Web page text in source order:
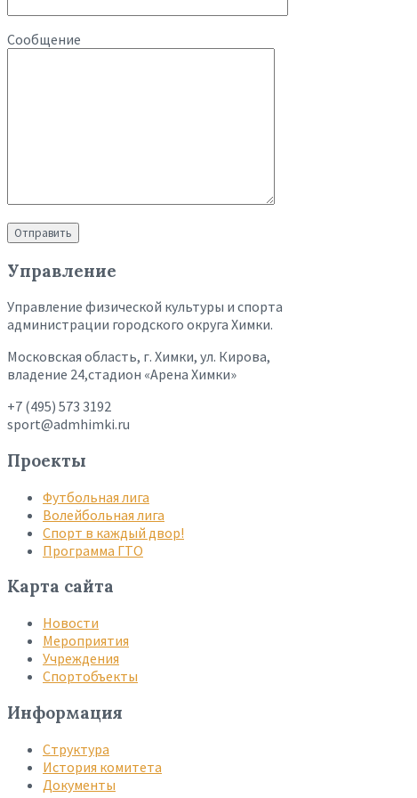
Сообщение
Управление
Управление физической культуры и спорта
администрации городского округа Химки.
Московская область, г. Химки, ул. Кирова,
владение 24,стадион «Арена Химки»
+7 (495) 573 3192
sport@admhimki.ru
Проекты
Футбольная лига
Волейбольная лига
Спорт в каждый двор!
Программа ГТО
Карта сайта
Новости
Мероприятия
Учреждения
Спортобъекты
Информация
Структура
История комитета
Документы